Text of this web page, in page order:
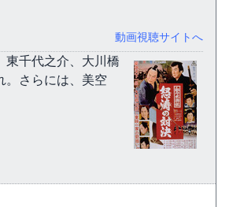
動画視聴サイトへ
東千代之介、大川橋
。さらには、美空